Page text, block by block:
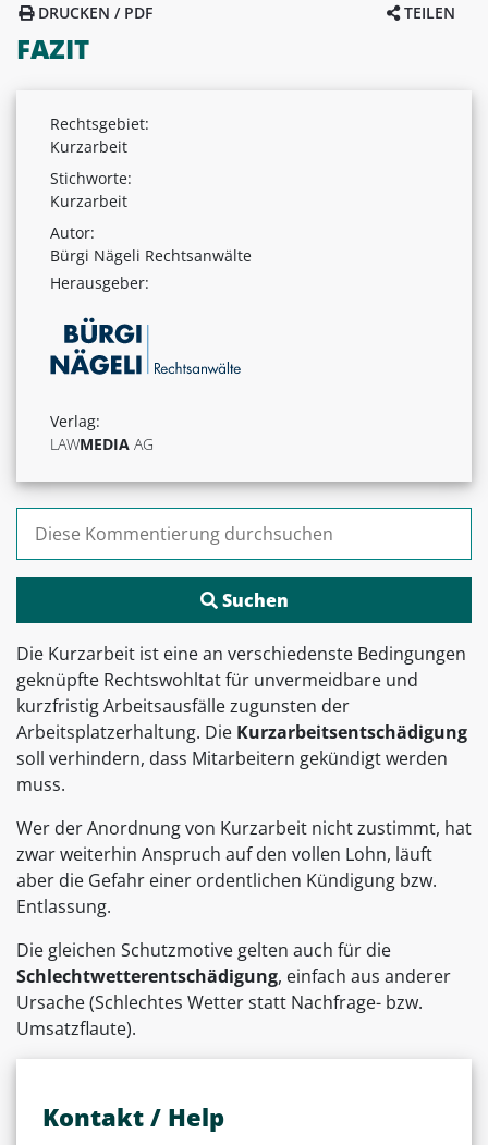
TEILEN
DRUCKEN / PDF
FAZIT
Rechtsgebiet:
Kurzarbeit
Stichworte:
Kurzarbeit
Autor:
Bürgi Nägeli Rechtsanwälte
Herausgeber:
Verlag:
LAWMEDIA AG
Suchen nach:
Die Kurzarbeit ist eine an verschiedenste Bedingungen
geknüpfte Rechtswohltat für unvermeidbare und
kurzfristig Arbeitsausfälle zugunsten der
Arbeitsplatzerhaltung. Die Kurzarbeitsentschädigung
soll verhindern, dass Mitarbeitern gekündigt werden
muss.
Wer der Anordnung von Kurzarbeit nicht zustimmt, hat
zwar weiterhin Anspruch auf den vollen Lohn, läuft
aber die Gefahr einer ordentlichen Kündigung bzw.
Entlassung.
Die gleichen Schutzmotive gelten auch für die
Schlechtwetterentschädigung, einfach aus anderer
Ursache (Schlechtes Wetter statt Nachfrage- bzw.
Umsatzflaute).
Kontakt / Help